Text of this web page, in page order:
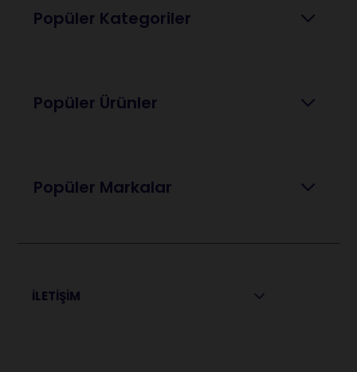
Popüler Kategoriler
Popüler Ürünler
Popüler Markalar
İLETİŞİM